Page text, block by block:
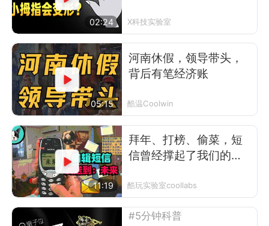
02:24 X科技实验室
05:15
河南休假，领导带头，
背后有笔经济账
酷温Coolwin
11:19
拜年、打榜、偷菜，短
信曾经撑起了我们的前
酷玩实验室coollabs
#5分钟科普